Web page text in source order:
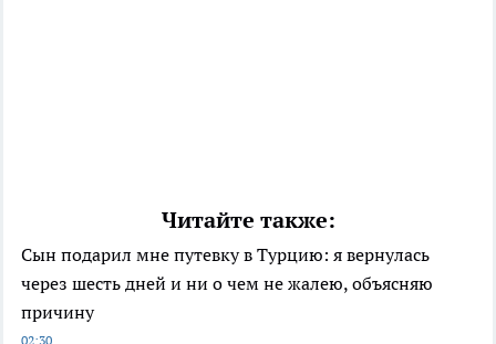
Читайте также:
Сын подарил мне путевку в Турцию: я вернулась
через шесть дней и ни о чем не жалею, объясняю
причину
02:30